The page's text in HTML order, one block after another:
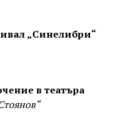
„Синелибри“
в театъра